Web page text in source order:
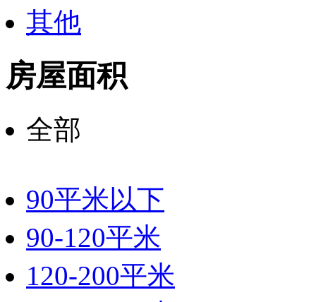
其他
房屋面积
全部
90平米以下
90-120平米
120-200平米